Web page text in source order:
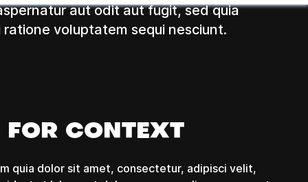
aut odit aut fugit, sed quia
voluptatem sequi nesciunt.
FOR CONTEXT
quia dolor sit amet, consectetur, adipisci velit,